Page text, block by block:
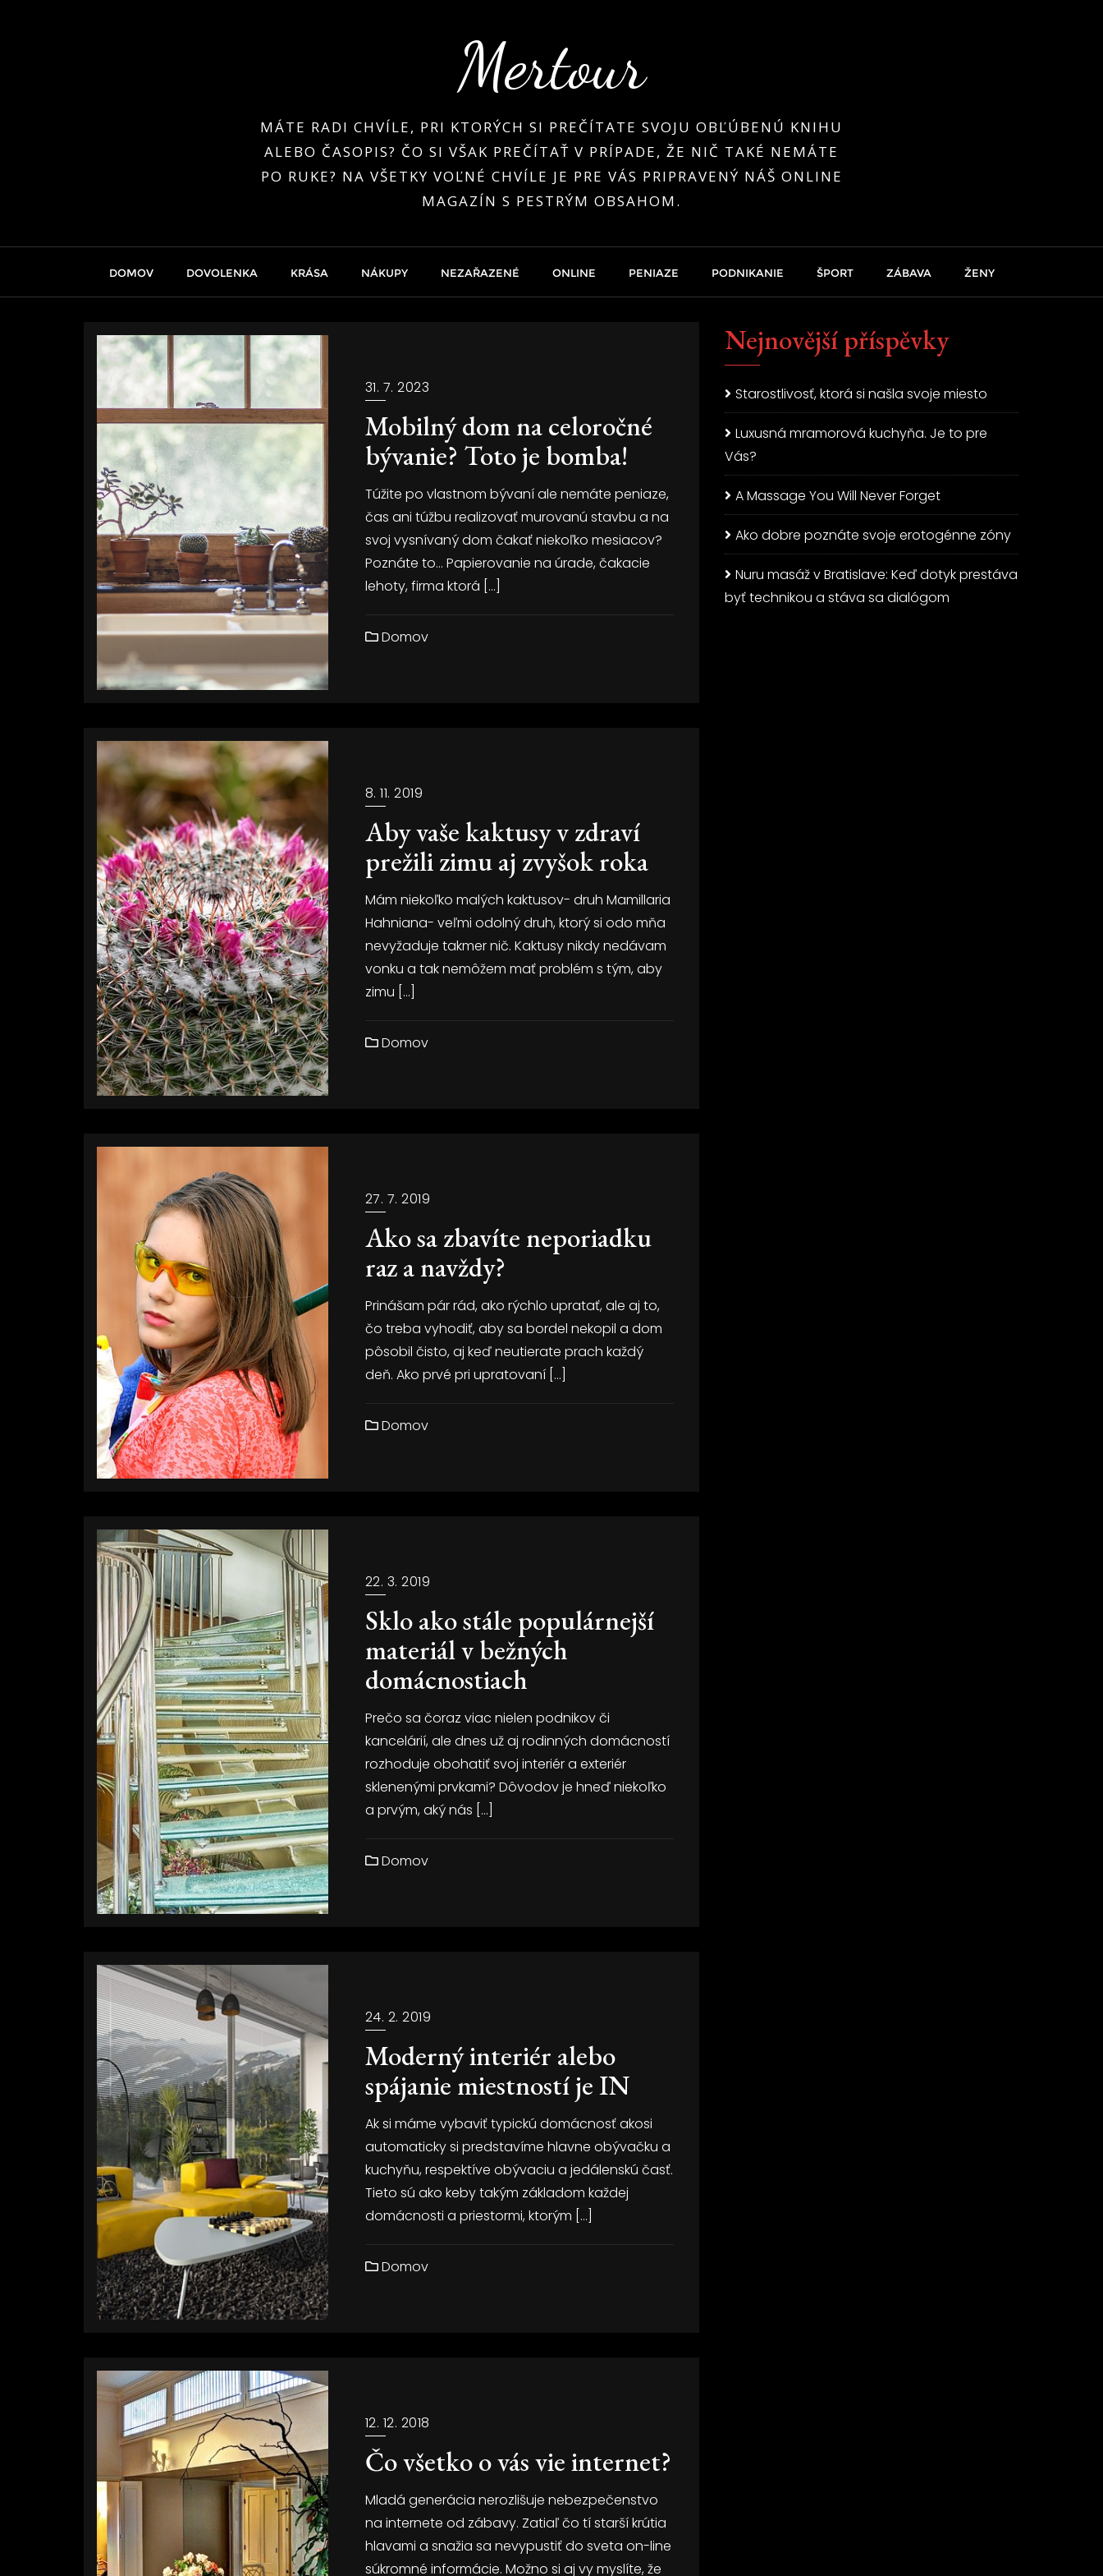
Mertour
MÁTE RADI CHVÍLE, PRI KTORÝCH SI PREČÍTATE SVOJU OBĽÚBENÚ KNIHU
ALEBO ČASOPIS? ČO SI VŠAK PREČÍTAŤ V PRÍPADE, ŽE NIČ TAKÉ NEMÁTE
PO RUKE? NA VŠETKY VOĽNÉ CHVÍLE JE PRE VÁS PRIPRAVENÝ NÁŠ ONLINE
MAGAZÍN S PESTRÝM OBSAHOM.
DOMOV DOVOLENKA KRÁSA NÁKUPY NEZAŘAZENÉ ONLINE PENIAZE PODNIKANIE ŠPORT ZÁBAVA ŽENY
31. 7. 2023
Mobilný dom na celoročné
bývanie? Toto je bomba!
Túžite po vlastnom bývaní ale nemáte peniaze,
čas ani túžbu realizovať murovanú stavbu a na
svoj vysnívaný dom čakať niekoľko mesiacov?
Poznáte to… Papierovanie na úrade, čakacie
lehoty, firma ktorá […]
Domov
8. 11. 2019
Aby vaše kaktusy v zdraví
prežili zimu aj zvyšok roka
Mám niekoľko malých kaktusov- druh Mamillaria
Hahniana- veľmi odolný druh, ktorý si odo mňa
nevyžaduje takmer nič. Kaktusy nikdy nedávam
vonku a tak nemôžem mať problém s tým, aby
zimu […]
Domov
27. 7. 2019
Ako sa zbavíte neporiadku
raz a navždy?
Prinášam pár rád, ako rýchlo upratať, ale aj to,
čo treba vyhodiť, aby sa bordel nekopil a dom
pôsobil čisto, aj keď neutierate prach každý
deň. Ako prvé pri upratovaní […]
Domov
22. 3. 2019
Sklo ako stále populárnejší
materiál v bežných
domácnostiach
Prečo sa čoraz viac nielen podnikov či
kancelárií, ale dnes už aj rodinných domácností
rozhoduje obohatiť svoj interiér a exteriér
sklenenými prvkami? Dôvodov je hneď niekoľko
a prvým, aký nás […]
Domov
24. 2. 2019
Moderný interiér alebo
spájanie miestností je IN
Ak si máme vybaviť typickú domácnosť akosi
automaticky si predstavíme hlavne obývačku a
kuchyňu, respektíve obývaciu a jedálenskú časť.
Tieto sú ako keby takým základom každej
domácnosti a priestormi, ktorým […]
Domov
12. 12. 2018
Čo všetko o vás vie internet?
Mladá generácia nerozlišuje nebezpečenstvo
na internete od zábavy. Zatiaľ čo tí starší krútia
hlavami a snažia sa nevypustiť do sveta on-line
súkromné informácie. Možno si aj vy myslíte, že
Nejnovější příspěvky
Starostlivosť, ktorá si našla svoje miesto
Luxusná mramorová kuchyňa. Je to pre
Vás?
A Massage You Will Never Forget
Ako dobre poznáte svoje erotogénne zóny
Nuru masáž v Bratislave: Keď dotyk prestáva
byť technikou a stáva sa dialógom